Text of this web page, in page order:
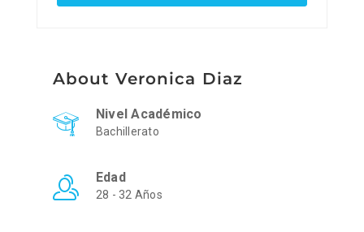
About Veronica Diaz
Nivel Académico
Bachillerato
Edad
28 - 32 Años